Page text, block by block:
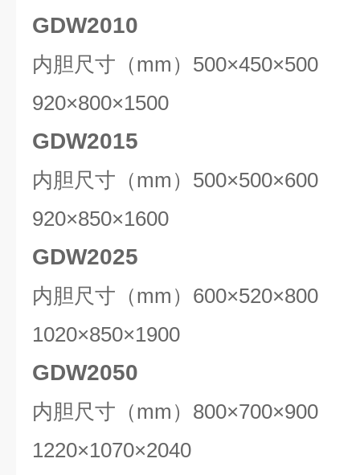
GDW2010
内胆尺寸（mm）500×450×500
920×800×1500
GDW2015
内胆尺寸（mm）500×500×600
920×850×1600
GDW2025
内胆尺寸（mm）600×520×800
1020×850×1900
GDW2050
内胆尺寸（mm）800×700×900
1220×1070×2040